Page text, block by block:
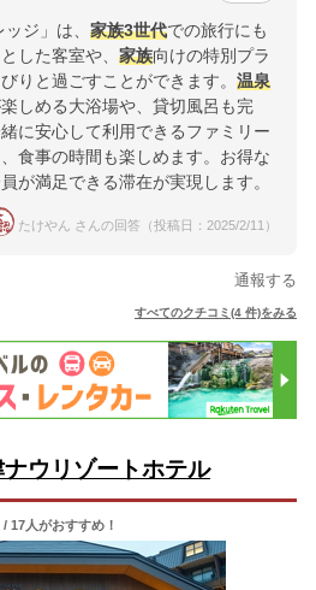
ジ」は、 家族3世代での旅行にも
した客室や、 家族向けの特別プラ
りと過ごすことができます。 温泉
しめる大浴場や、貸切風呂も完
に安心して利用できるファミリー
食事の時間も楽しめます。お得な
が満足できる滞在が実現します。
たけやん さんの回答（投稿日：2025/2/11）
通報する
すべてのクチコミ(4 件)をみる
ウリゾートホテル
/ 17人がおすすめ！